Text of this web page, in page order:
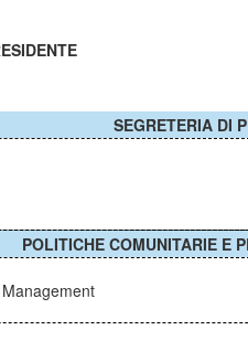
SEGRETERIA DI
POLITICHE COMUNITARIE E